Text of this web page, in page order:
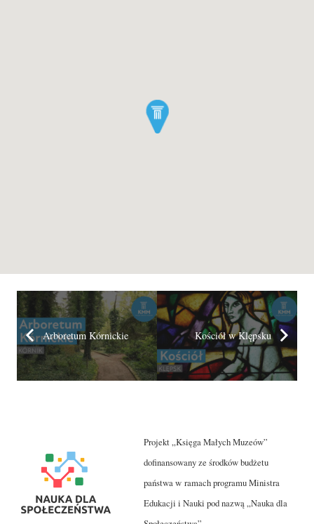
Arboretum Kórnickie Kościół w Klępsku
Projekt „Księga Małych Muzeów”
dofinansowany ze środków budżetu
państwa w ramach programu Ministra
Edukacji i Nauki pod nazwą „Nauka dla